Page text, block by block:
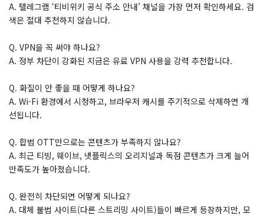
A. 텔레그램 ‘티비위키 공식 주소 안내’ 채널을 가장 먼저 확인하세요. 검
색은 절대 추천하지 않습니다.
Q. VPN을 꼭 써야 하나요?
A. 정부 차단이 강화된 지금은 유료 VPN 사용을 강력 추천합니다.
Q. 화질이 안 좋을 때 어떻게 하나요?
A. Wi-Fi 환경에서 시청하고, 브라우저 캐시를 주기적으로 삭제하면 개
선됩니다.
Q. 합법 OTT만으로는 콘텐츠가 부족하지 않나요?
A. 최근 티빙, 웨이브, 넷플릭스의 오리지널과 독점 콘텐츠가 크게 늘어
만족도가 높아졌습니다.
Q. 완전히 차단되면 어떻게 되나요?
A. 대체 불법 사이트(다른 스트리밍 사이트)들이 빠르게 등장하지만, 모